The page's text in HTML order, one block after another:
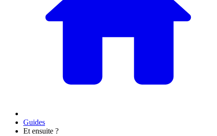
Guides
Et ensuite ?